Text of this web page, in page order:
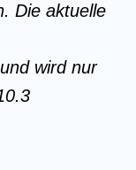
Die aktuelle
wird nur